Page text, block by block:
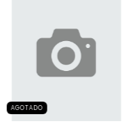
AGOTADO